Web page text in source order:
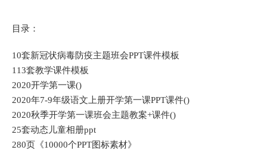
目录：
10套新冠状病毒防疫主题班会PPT课件模板
113套教学课件模板
2020开学第一课()
2020年7-9年级语文上册开学第一课PPT课件()
2020秋季开学第一课班会主题教案+课件()
25套动态儿童相册ppt
280页《10000个PPT图标素材》